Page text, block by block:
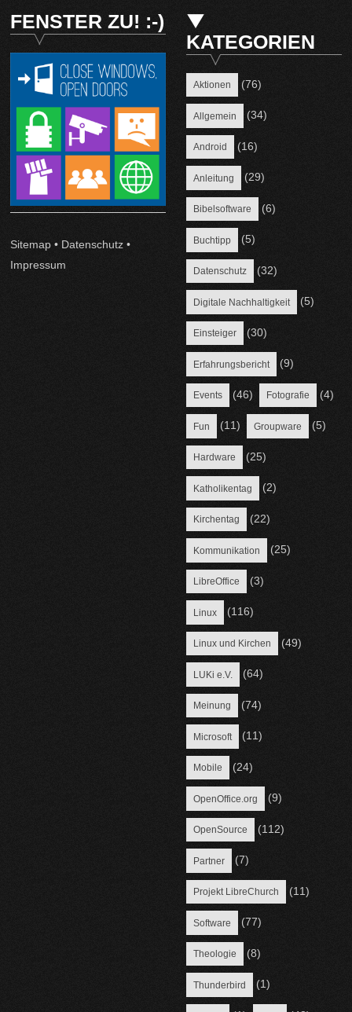
FENSTER ZU! :-)
Sitemap • Datenschutz •
Impressum
KATEGORIEN
Aktionen (76)
Allgemein (34)
Android (16)
Anleitung (29)
Bibelsoftware (6)
Buchtipp (5)
Datenschutz (32)
Digitale Nachhaltigkeit (5)
Einsteiger (30)
Erfahrungsbericht (9)
Events (46) Fotografie (4)
Fun (11) Groupware (5)
Hardware (25)
Katholikentag (2)
Kirchentag (22)
Kommunikation (25)
LibreOffice (3)
Linux (116)
Linux und Kirchen (49)
LUKi e.V. (64)
Meinung (74)
Microsoft (11)
Mobile (24)
OpenOffice.org (9)
OpenSource (112)
Partner (7)
Projekt LibreChurch (11)
Software (77)
Theologie (8)
Thunderbird (1)